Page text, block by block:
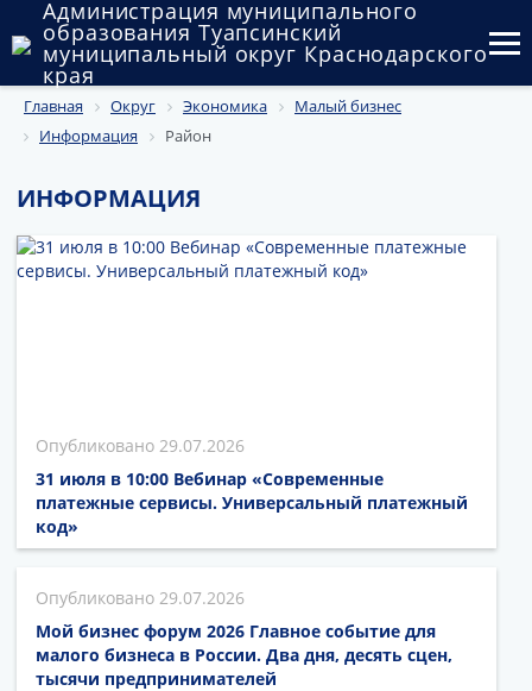
Администрация муниципального
образования Туапсинский
муниципальный округ Краснодарского
края
Округ
Муниципальные закупки
Государственный и муниципальный контроль
Главная Округ Экономика
Малый бизнес
Информация
Район
ИНФОРМАЦИЯ
29.07.2026
31 июля в 10:00 Вебинар «Современные
платежные сервисы. Универсальный платежный
код»
29.07.2026
Мой бизнес форум 2026 Главное событие для
малого бизнеса в России. Два дня, десять сцен,
тысячи предпринимателей